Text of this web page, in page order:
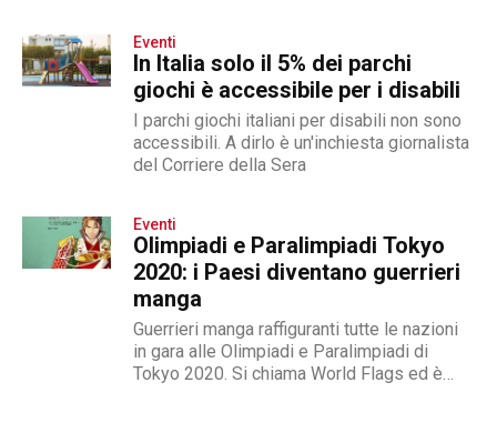
Eventi
In Italia solo il 5% dei parchi
giochi è accessibile per i disabili
I parchi giochi italiani per disabili non sono
accessibili. A dirlo è un'inchiesta giornalista
del Corriere della Sera
Eventi
Olimpiadi e Paralimpiadi Tokyo
2020: i Paesi diventano guerrieri
manga
Guerrieri manga raffiguranti tutte le nazioni
in gara alle Olimpiadi e Paralimpiadi di
Tokyo 2020. Si chiama World Flags ed è